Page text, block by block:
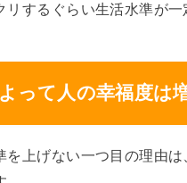
リするぐらい生活水準が
って人の幸福度は
を上げない一つ目の理由